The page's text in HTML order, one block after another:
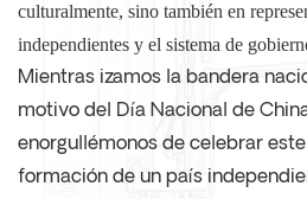
culturalmente, sino también en
independientes y el sistema de
Mientras izamos la bandera
motivo del Día Nacional de
enorgullémonos de celebrar
formación de un país